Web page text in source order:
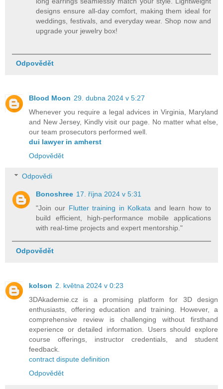
designs ensure all-day comfort, making them ideal for
weddings, festivals, and everyday wear. Shop now and
upgrade your jewelry box!
Odpovědět
Blood Moon 29. dubna 2024 v 5:27
Whenever you require a legal advices in Virginia, Maryland
and New Jersey, Kindly visit our page. No matter what else,
our team prosecutors performed well.
dui lawyer in amherst
Odpovědět
Odpovědi
Bonoshree 17. října 2024 v 5:31
"Join our Flutter training in Kolkata and learn how to
build efficient, high-performance mobile applications
with real-time projects and expert mentorship."
Odpovědět
kolson 2. května 2024 v 0:23
3DAkademie.cz is a promising platform for 3D design
enthusiasts, offering education and training. However, a
comprehensive review is challenging without firsthand
experience or detailed information. Users should explore
course offerings, instructor credentials, and student
feedback.
contract dispute definition
Odpovědět